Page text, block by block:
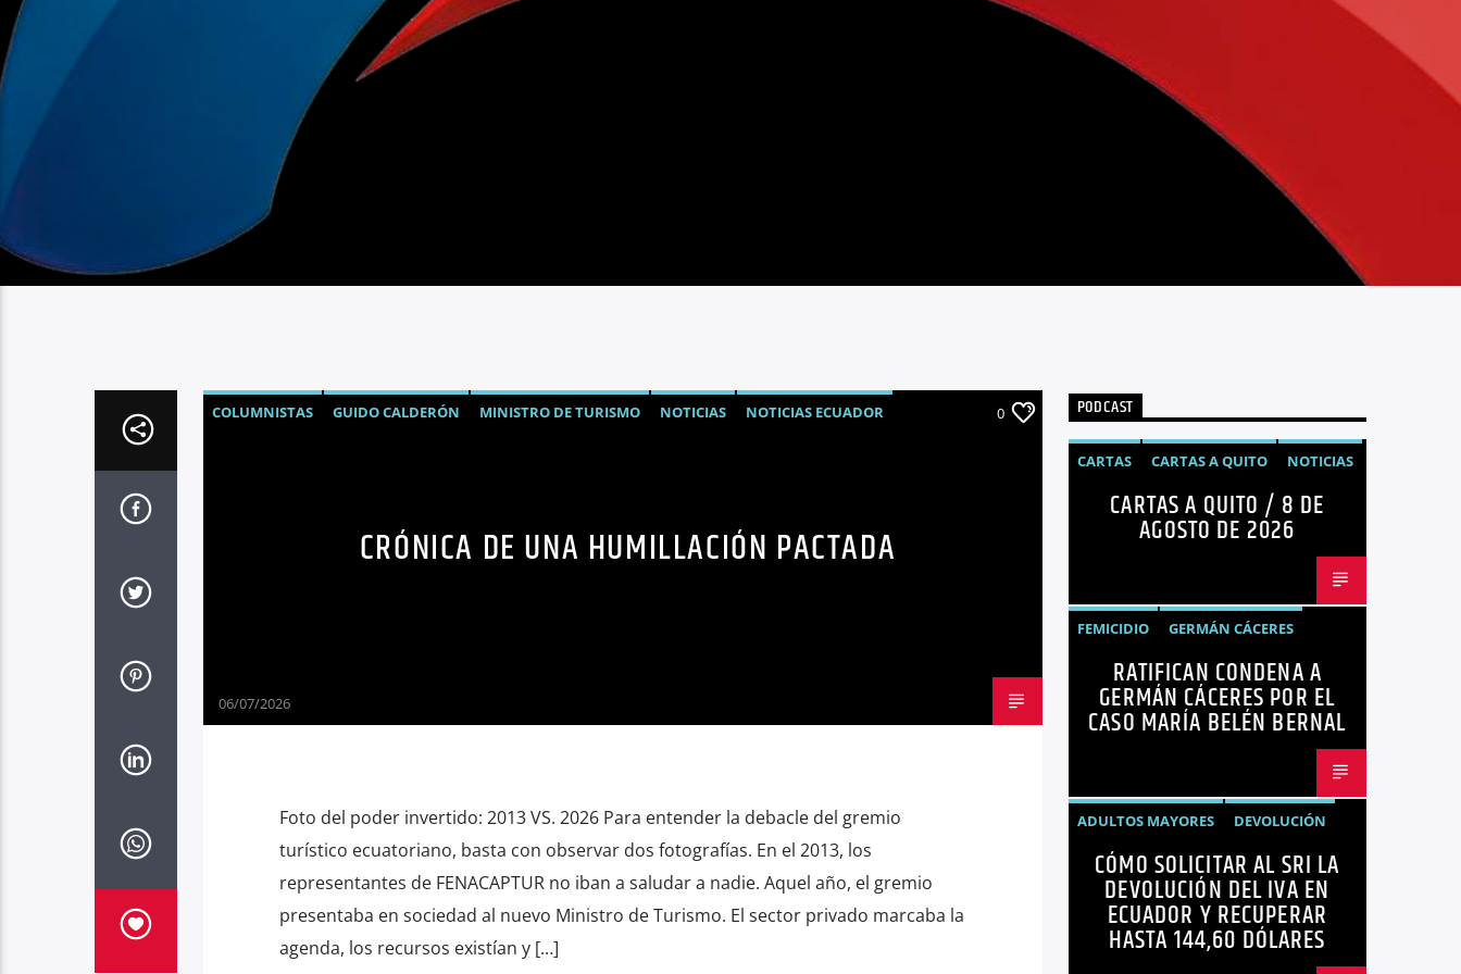
COLUMNISTAS GUIDO CALDERÓN MINISTRO DE TURISMO NOTICIAS
NOTICIAS ECUADOR
0
CRÓNICA DE UNA HUMILLACIÓN PACTADA
06/07/2026
Foto del poder invertido: 2013 VS. 2026 Para entender la debacle del gremio
turístico ecuatoriano, basta con observar dos fotografías. En el 2013, los
representantes de FENACAPTUR no iban a saludar a nadie. Aquel año, el gremio
presentaba en sociedad al nuevo Ministro de Turismo. El sector privado marcaba la
agenda, los recursos existían y […]
PODCAST
CARTAS CARTAS A QUITO
NOTICIAS
OPINIÓNCARTAS A QUITO / 8 DE
AGOSTO DE 2026
FEMICIDIO
GERMÁN CÁCERES
MARÍA BELÉN BERNAL
NOTICIAS
SEGURIDAD
RATIFICAN CONDENA A
GERMÁN CÁCERES POR EL
CASO MARÍA BELÉN BERNAL
ADULTOS MAYORES
DEVOLUCIÓN
ECUADOR
NEGOCIOS
NOTICIAS
PERSONAS CON DISCAPACIDAD
CÓMO SOLICITAR AL SRI LA
DEVOLUCIÓN DEL IVA EN
ECUADOR Y RECUPERAR
HASTA 144,60 DÓLARES